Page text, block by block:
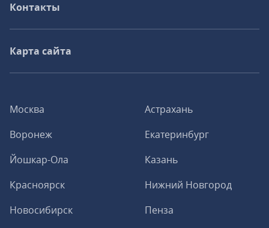
Москва
Астрахань
Воронеж
Екатеринбург
Йошкар-Ола
Казань
Красноярск
Нижний Новгород
Новосибирск
Пенза
Контакты
Карта сайта